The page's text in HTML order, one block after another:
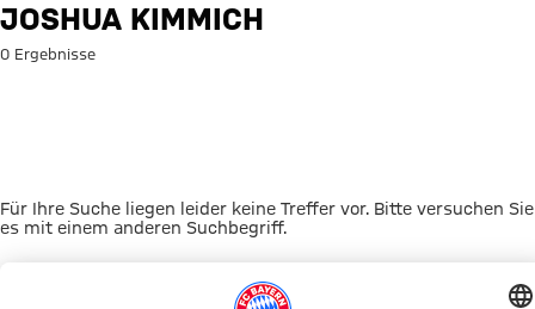
Suche: Joshua Kimmich
JOSHUA KIMMICH
0 Ergebnisse
Für Ihre Suche liegen leider keine Treffer vor. Bitte versuchen Sie
es mit einem anderen Suchbegriff.
Zur Startseite